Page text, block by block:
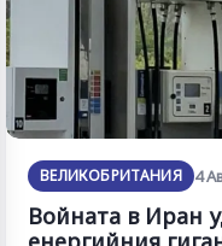
ВЕЛИКОБРИТАНИЯ 4
Войната в Иран